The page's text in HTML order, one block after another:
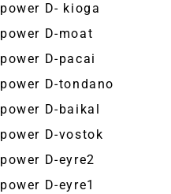
power D- kioga
power D-moat
power D-pacai
power D-tondano
power D-baikal
power D-vostok
power D-eyre2
power D-eyre1